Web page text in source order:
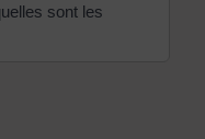
sont les